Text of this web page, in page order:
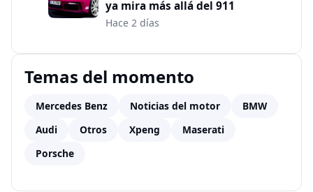
ya mira más allá del 911
Hace 2 días
Temas del momento
Mercedes Benz Noticias del motor
BMW
Audi
Otros Xpeng
Maserati
Porsche